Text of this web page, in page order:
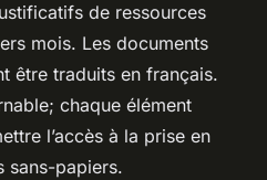
de ressources
mois. Les documents
être traduits en français.
chaque élément
l’accès à la prise en
sans-papiers.